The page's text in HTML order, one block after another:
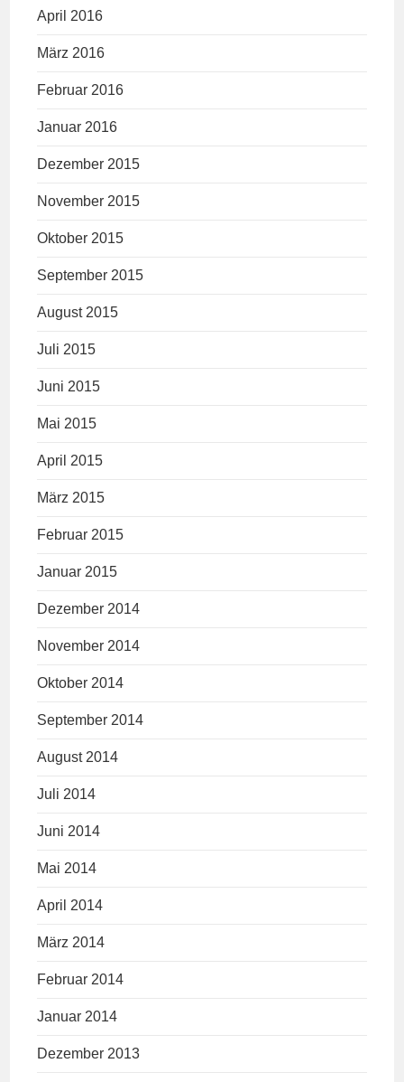
April 2016
März 2016
Februar 2016
Januar 2016
Dezember 2015
November 2015
Oktober 2015
September 2015
August 2015
Juli 2015
Juni 2015
Mai 2015
April 2015
März 2015
Februar 2015
Januar 2015
Dezember 2014
November 2014
Oktober 2014
September 2014
August 2014
Juli 2014
Juni 2014
Mai 2014
April 2014
März 2014
Februar 2014
Januar 2014
Dezember 2013